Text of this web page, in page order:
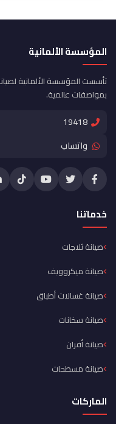
المؤسسة الألمانية
تأسست المؤسسة الألمانية
بمواصفات عالمية.
19418
واتساب
خدماتنا
صيانة ثلاجات
صيانة ميكروويف
صيانة غسالات أطباق
صيانة سخانات
صيانة أفران
صيانة مسطحات
الماركات